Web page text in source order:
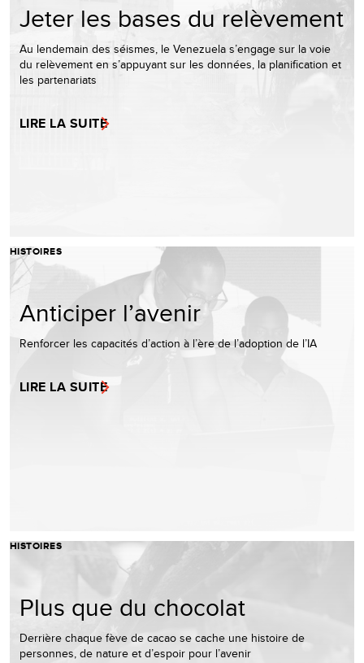
Jeter les bases du relèvement
Au lendemain des séismes, le Venezuela s’engage sur la voie
du relèvement en s’appuyant sur les données, la planification et
les partenariats
LIRE LA SUITE
HISTOIRES
Anticiper l’avenir
Renforcer les capacités d’action à l’ère de l’adoption de l’IA
LIRE LA SUITE
HISTOIRES
Plus que du chocolat
Derrière chaque fève de cacao se cache une histoire de
personnes, de nature et d’espoir pour l’avenir